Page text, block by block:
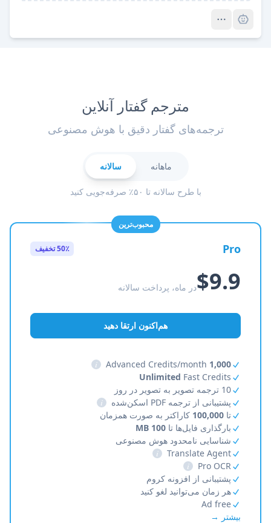
مترجم گفتار آنلاین
ترجمه‌های گفتار دقیق با هوش مصنوعی
ماهانه سالانه
با طرح سالانه تا ۵۰٪ صرفه‌جویی کنید
محبوب‌ترین
Pro 50٪ تخفیف
$9.9در ماه، پرداخت سالانه
هم‌اکنون ارتقا دهید
1,000
i
Unlimited Fast Credits
10 ترجمه تصویر به تصویر در روز
پشتیبانی از ترجمه PDF اسکن‌شده
i
تا 100,000 کاراکتر به صورت همزمان
بارگذاری فایل‌ها تا 100 MB
شناسایی نامحدود هوش مصنوعی
Translate Agent
i
Pro OCR
i
پشتیبانی از افزونه کروم
هر زمان می‌توانید لغو کنید
Ad free
بیشتر →